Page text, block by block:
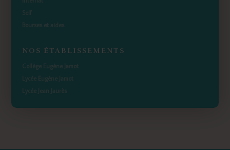
NOS ÉTABLISSEMENTS